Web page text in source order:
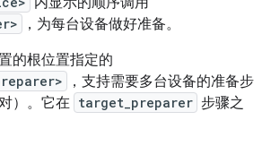
，为每台设备做好准备。
的根位置指定的
，支持需要多台设备的准备步
）。它在 target_preparer 步骤之